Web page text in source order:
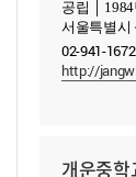
공립 │
서울특별시
02-941-1672
http://
개운중학